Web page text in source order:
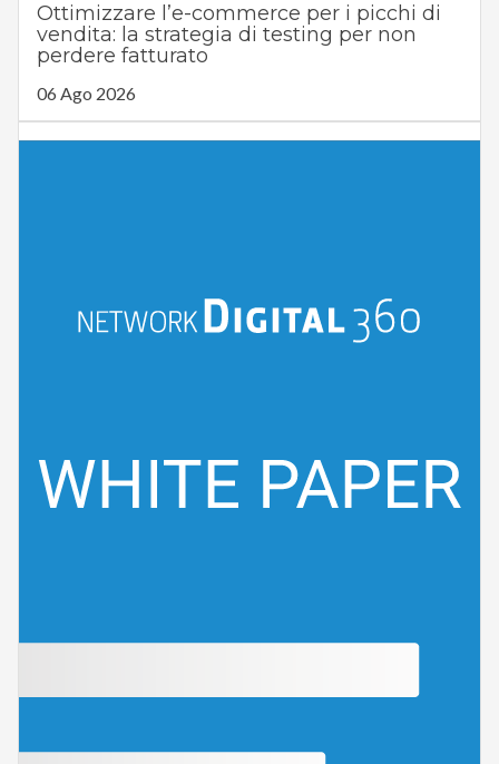
Ottimizzare l’e-commerce per i picchi di
vendita: la strategia di testing per non
perdere fatturato
06 Ago 2026